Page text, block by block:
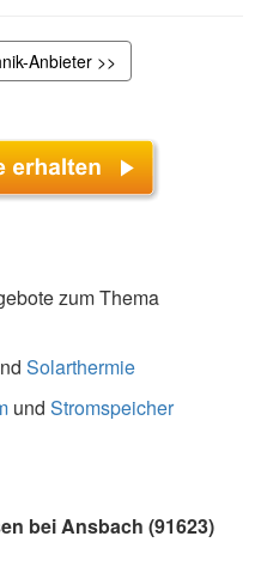
Anbieter >>
zum Thema
Solarthermie
und Stromspeicher
bei Ansbach (91623)